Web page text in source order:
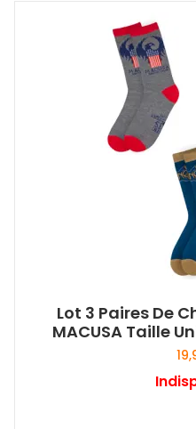
Lot 3 Paires De
MACUSA Taille